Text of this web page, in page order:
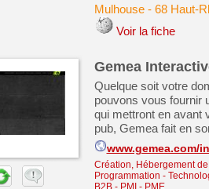
Mulhouse- 68 Haut-
Voir la fiche
Gemea
Quelque soit votre
pouvons vous fournir
qui mettront en avant
pub, Gemea fait en
www.gemea.com/
Création, Hébergement
Programmation -
B2B - PMI - PME